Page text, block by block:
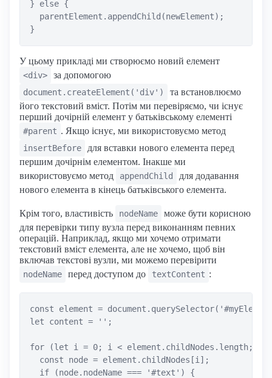
} else {
  parentElement.appendChild(newElement);
У цьому прикладі ми створюємо новий елемент
<div> за допомогою
document.createElement('div')
та встановлюємо
його текстовий вміст. Потім ми перевіряємо, чи існує
перший дочірній елемент у батьківському елементі
#parent . Якщо існує, ми використовуємо метод
insertBefore
для вставки нового елемента перед
першим дочірнім елементом. Інакше ми
використовуємо метод
appendChild
для додавання
нового елемента в кінець батьківського елемента.
Крім того, властивість nodeName
може бути корисною
для перевірки типу вузла перед виконанням певних
операцій. Наприклад, якщо ми хочемо отримати
текстовий вміст елемента, але не хочемо, щоб він
включав текстові вузли, ми можемо перевірити
nodeName перед доступом до textContent :
const element =
let content = '';
for (let i = 0; i < element.childNodes.length;
  const node = element.childNodes[i];
  if (node.nodeName === '#text') {